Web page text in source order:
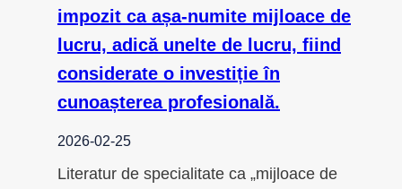
impozit ca așa-numite mijloace de
lucru, adică unelte de lucru, fiind
considerate o investiție în
cunoașterea profesională.
2026-02-25
Literatur de specialitate ca „mijloace de